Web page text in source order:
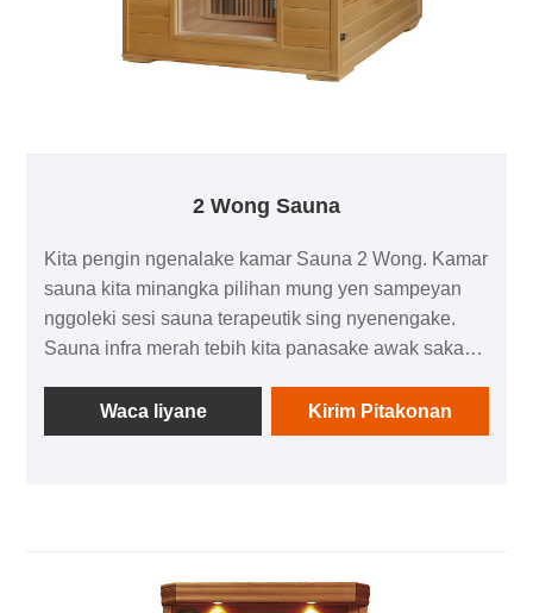
2 Wong Sauna
Kita pengin ngenalake kamar Sauna 2 Wong. Kamar
sauna kita minangka pilihan mung yen sampeyan
nggoleki sesi sauna terapeutik sing nyenengake.
Sauna infra merah tebih kita panasake awak saka
minangka lawan saka sauna conventional sing
panas udhara watara sampeyan. Iki tegese
Waca liyane Kirim Pitakonan